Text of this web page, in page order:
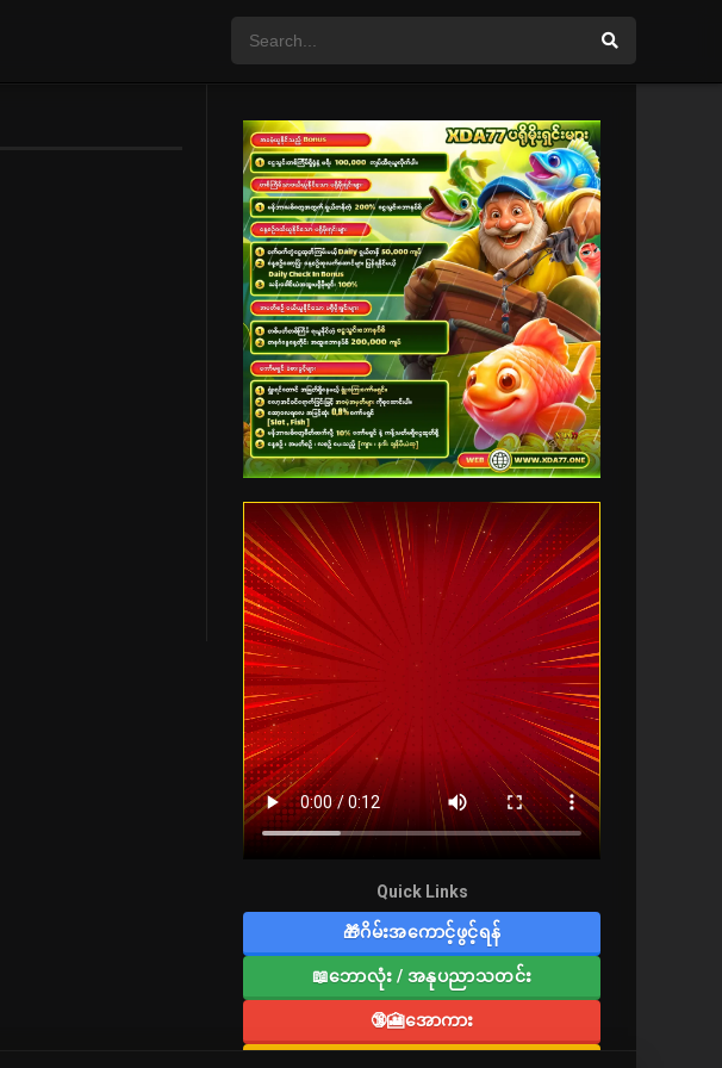
Quick Links
🎁ဂိမ်းအကောင့်ဖွင့်ရန်
📖ဘောလုံး / အနုပညာသတင်း
🔞🎦အောကား